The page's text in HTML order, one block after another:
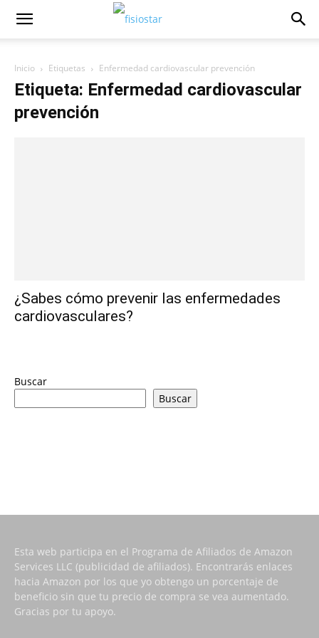
Inicio Etiquetas Enfermedad cardiovascular prevención
Etiqueta: Enfermedad cardiovascular
prevención
¿Sabes cómo prevenir las enfermedades
cardiovasculares?
Buscar
Buscar
Esta web participa en el Programa de Afiliados de Amazon
Services LLC (publicidad de afiliados). Encontrarás enlaces
hacia Amazon por los que yo obtengo un porcentaje de
beneficio sin que tu precio de compra se vea aumentado.
Gracias por tu apoyo.